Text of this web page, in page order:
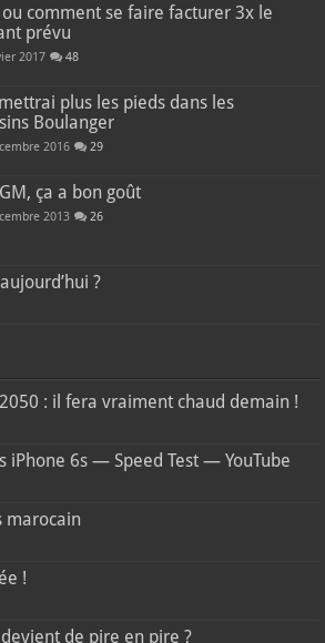
comment se faire facturer 3x le
prévu
2017 48
plus les pieds dans les
Boulanger
2016 29
ça a bon goût
2013 26
?
: il fera vraiment chaud demain !
iPhone 6s — Speed Test — YouTube
marocain
!
devient de pire en pire ?